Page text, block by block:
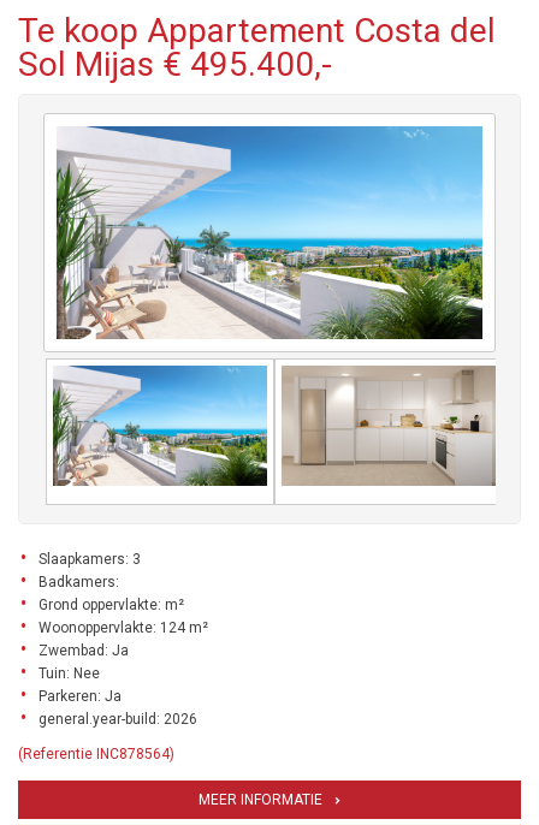
Te koop Appartement Costa del
Sol Mijas € 495.400,-
Slaapkamers: 3
Badkamers:
Grond oppervlakte: m²
Woonoppervlakte: 124 m²
Zwembad: Ja
Tuin: Nee
Parkeren: Ja
general.year-build: 2026
(Referentie INC878564)
MEER INFORMATIE